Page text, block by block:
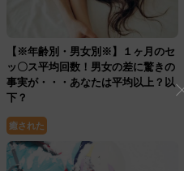
【※年齢別・男女別※】１ヶ月のセ
ッ〇ス平均回数！男女の差に驚きの
事実が・・・あなたは平均以上？以
下？
癒された